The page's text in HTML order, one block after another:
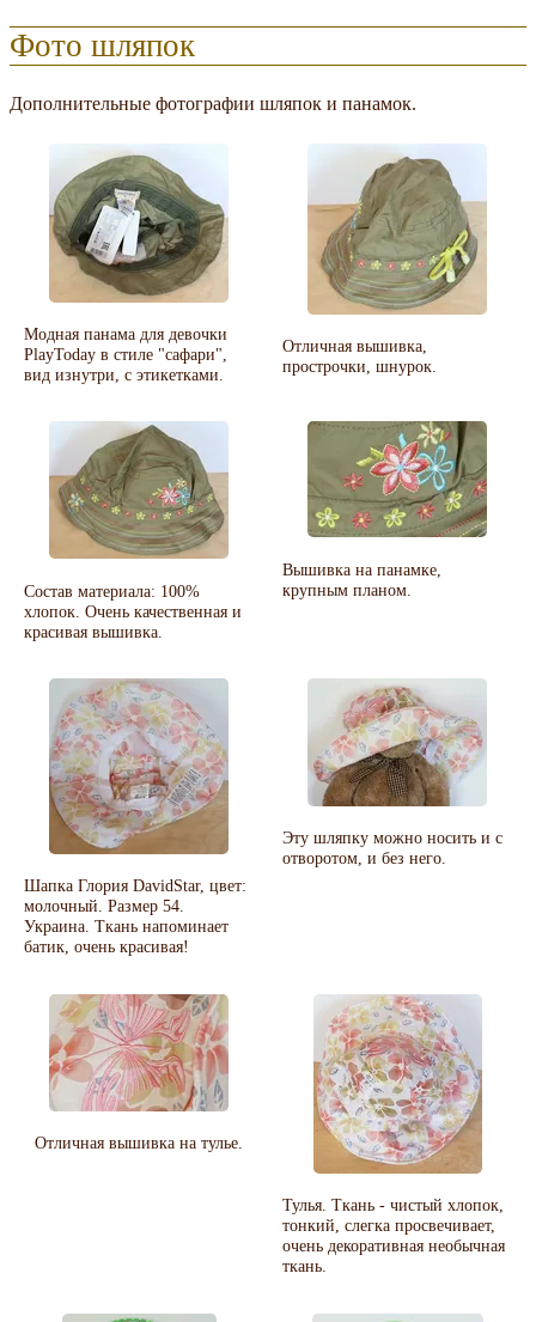
Фото шляпок
Дополнительные фотографии шляпок и панамок.
Модная панама для девочки
PlayToday в стиле "сафари",
вид изнутри, с этикетками.
Отличная вышивка,
прострочки, шнурок.
Состав материала: 100%
хлопок. Очень качественная и
красивая вышивка.
Вышивка на панамке,
крупным планом.
Шапка Глория DavidStar, цвет:
молочный. Размер 54.
Украина. Ткань напоминает
батик, очень красивая!
Эту шляпку можно носить и с
отворотом, и без него.
Отличная вышивка на тулье.
Тулья. Ткань - чистый хлопок,
тонкий, слегка просвечивает,
очень декоративная необычная
ткань.